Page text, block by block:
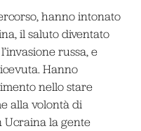
hanno intonato
il saluto diventato
russa, e
Hanno
nello stare
alla volontà di
Ucraina la gente